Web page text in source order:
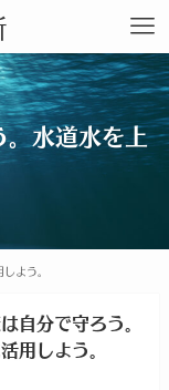
。水道水を上
よう。
自分で守ろう。
用しよう。